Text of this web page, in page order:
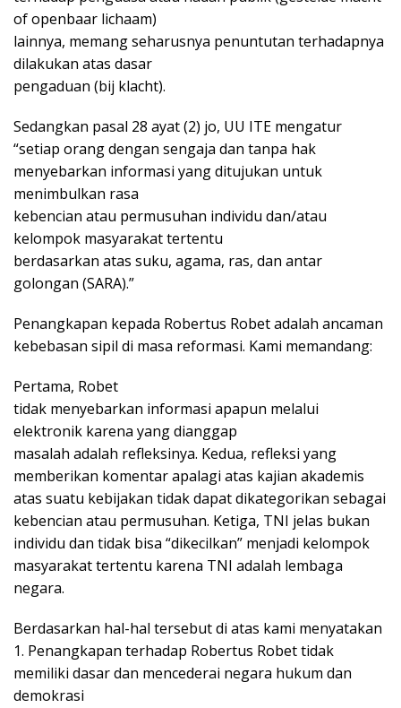
of openbaar lichaam)
lainnya, memang seharusnya penuntutan terhadapnya
dilakukan atas dasar
pengaduan (bij klacht).
Sedangkan pasal 28 ayat (2) jo, UU ITE mengatur
“setiap orang dengan sengaja dan tanpa hak
menyebarkan informasi yang ditujukan untuk
menimbulkan rasa
kebencian atau permusuhan individu dan/atau
kelompok masyarakat tertentu
berdasarkan atas suku, agama, ras, dan antar
golongan (SARA).”
Penangkapan kepada Robertus Robet adalah ancaman
kebebasan sipil di masa reformasi. Kami memandang:
Pertama, Robet
tidak menyebarkan informasi apapun melalui
elektronik karena yang dianggap
masalah adalah refleksinya. Kedua, refleksi yang
memberikan komentar apalagi atas kajian akademis
atas suatu kebijakan tidak dapat dikategorikan sebagai
kebencian atau permusuhan. Ketiga, TNI jelas bukan
individu dan tidak bisa “dikecilkan” menjadi kelompok
masyarakat tertentu karena TNI adalah lembaga
negara.
Berdasarkan hal-hal tersebut di atas kami menyatakan
1. Penangkapan terhadap Robertus Robet tidak
memiliki dasar dan mencederai negara hukum dan
demokrasi